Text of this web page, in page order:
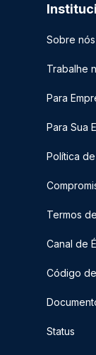
Sobre nós
Trabalhe
Para
Para Sua
Política
Termos
Canal de
Código
Status